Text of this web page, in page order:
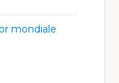
mondiale